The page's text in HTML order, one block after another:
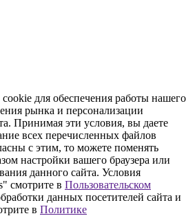
для обеспечения работы нашего
рынка и персонализации
Принимая эти условия, вы даете
всех перечисленных файлов
с этим, то можете поменять
настройки вашего браузера или
данного сайта. Условия
смотрите в Пользовательском
данных посетителей сайта и
в Политике